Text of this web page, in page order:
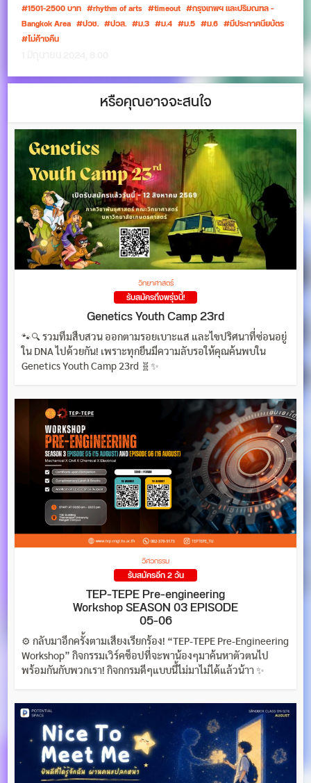
1501-2500 บาท rhythm of arts timeout
กรุงเทพฯ และปริมณฑล -
Bangkok Area
ปวช. ปวส. ม.3 ม.4 ม.5 ม.6
มีประกาศนียบัตร
ไม่ค้างคืน
หรือคุณอาจจะสนใจ
วิทยาศาสตร์
รับสมัครถึงพรุ่งนี้!
Genetics Youth Camp 23rd
🐾🔍 รวมทีมสืบสวน ออกตามรอยเบาะแส และไขปริศนาที่ซ่อนอยู่
ใน DNA ไปด้วยกัน! เพราะทุกยีนมีความลับรอให้คุณค้นพบใน
Genetics Youth Camp 23rd 🧬✨
วิศวกรรม
รับสมัครอีก 2 วัน
TEP-TEPE Pre-engineering
Workshop SEASON 03 EPISODE
05-06
⚙️ กลับมาอีกครั้งตามเสียงเรียกร้อง! “TEP-TEPE Pre-Engineering
Workshop” กิจกรรมเวิร์คช็อปที่จะพาน้องๆมาค้นหาตัวตนไป
พร้อมกันกับพวกเรา! กิจกกรมดีๆแบบนี้ไม่มาไม่ได้แล้วน้าา ✨